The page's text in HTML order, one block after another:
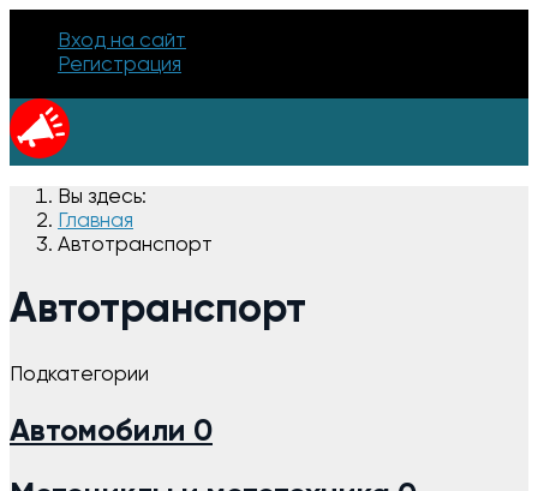
Вход на сайт
Регистрация
Вы здесь:
Главная
Автотранспорт
Автотранспорт
Подкатегории
Автомобили 0